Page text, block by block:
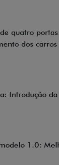
quatro
dos
Introdução
1.0: